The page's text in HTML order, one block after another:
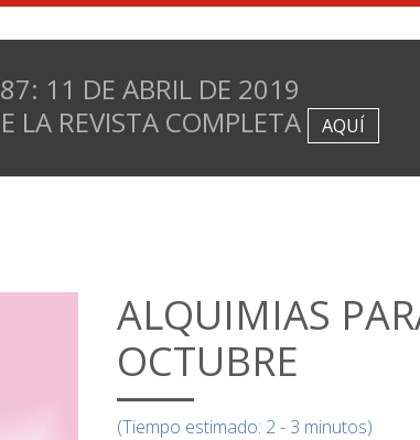
11 DE ABRIL DE 2019
LA REVISTA COMPLETA
AQUÍ
ALQUIMIAS
OCTUBRE
(Tiempo estimado: 2 - 3 minutos)